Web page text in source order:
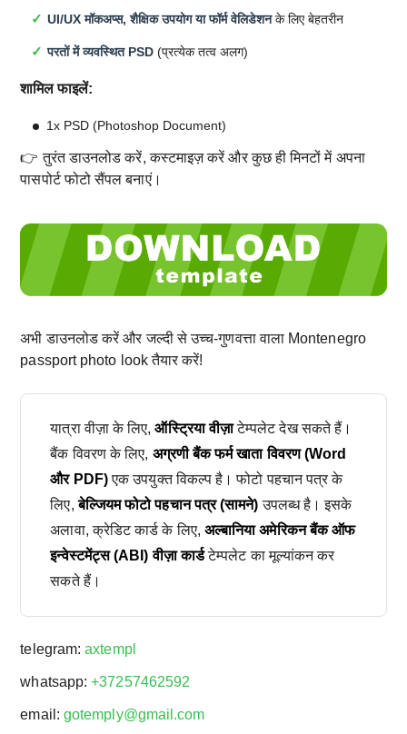
UI/UX मॉकअप्स, शैक्षिक उपयोग या फॉर्म वेलिडेशनके लिए बेहतरीन
परतों में व्यवस्थित PSD (प्रत्येक तत्व अलग)
शामिल फाइलें:
1x PSD (Photoshop Document)
👉 तुरंत डाउनलोड करें, कस्टमाइज़ करें और कुछ ही मिनटों में अपना
पासपोर्ट फोटो सैंपल बनाएं।
अभी डाउनलोड करें और जल्दी से उच्च-गुणवत्ता वाला Montenegro
passport photo look तैयार करें!
यात्रा वीज़ा के लिए,ऑस्ट्रिया वीज़ाटेम्पलेट देख सकते हैं।
बैंक विवरण के लिए, अग्रणी बैंक फर्म खाता विवरण (Word
और PDF)एक उपयुक्त विकल्प है। फोटो पहचान पत्र के
लिए,बेल्जियम फोटो पहचान पत्र (सामने) उपलब्ध है। इसके
अलावा, क्रेडिट कार्ड के लिए, अल्बानिया अमेरिकन बैंक ऑफ
इन्वेस्टमेंट्स (ABI) वीज़ा कार्डटेम्पलेट का मूल्यांकन कर
सकते हैं।
telegram:axtempl
whatsapp:+37257462592
email: gotemply@gmail.com